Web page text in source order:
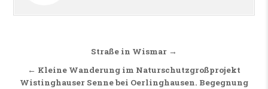
Beitragsnavigation
Straße in Wismar →
← Kleine Wanderung im Naturschutzgroßprojekt
Wistinghauser Senne bei Oerlinghausen. Begegnung